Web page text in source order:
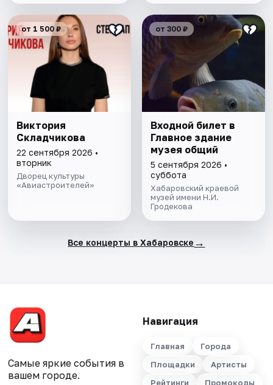
от 1 500 ₽
Виктория
Складчикова
22 сентября 2026 •
вторник
Дворец культуры
«Авиастроителей»
от 300 ₽
Входной билет в
Главное здание
музея общий
5 сентября 2026 •
суббота
Хабаровский краевой
музей имени Н.И.
Гродекова
Все концерты в Хабаровске →
Самые яркие события в
вашем городе.
Навигация
Главная
Города
Площадки
Артисты
Рейтинги
Промокоды